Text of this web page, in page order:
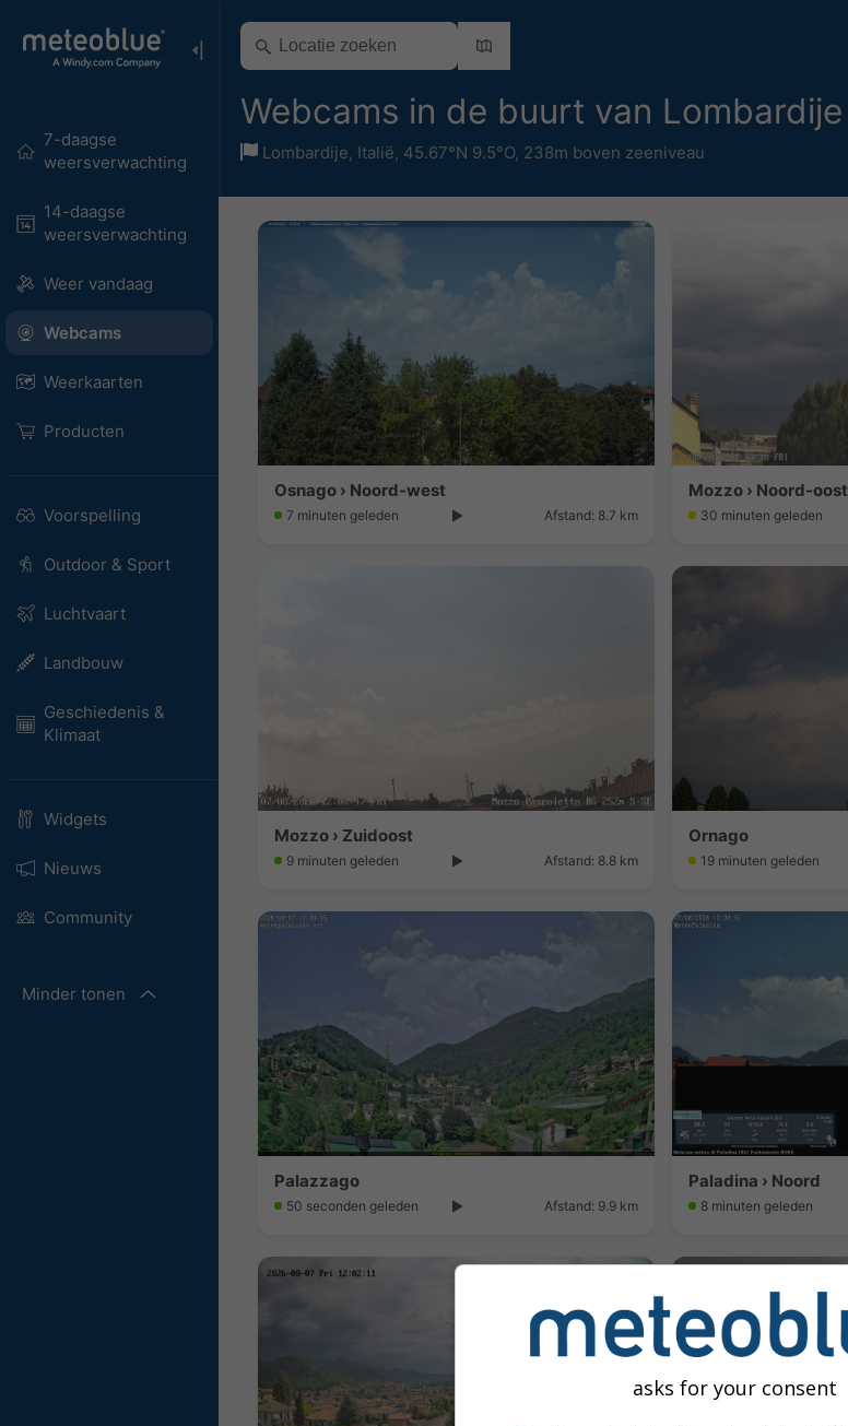
7-daagse
weersverwachting
14-daagse
weersverwachting
Weer vandaag
Webcams
Weerkaarten
Producten
Voorspelling
Outdoor & Sport
Luchtvaart
Landbouw
Geschiedenis &
Klimaat
Widgets
Nieuws
Community
Minder tonen
Webcams in de buurt van Lombardije
Lombardije, Italië, 45.67°N 9.5°O, 238m boven zeeniveau
Osnago › Noord-west
7 minuten geleden Afstand: 8.7 km
Mozzo › Noord-oost
30 minuten geleden
Mozzo › Zuidoost
9 minuten geleden Afstand: 8.8 km
Ornago
19 minuten geleden
Palazzago
50 seconden geleden Afstand: 9.9 km
Paladina › Noord
8 minuten geleden
asks for your consent